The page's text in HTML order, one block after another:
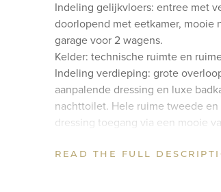
Indeling gelijkvloers: entree met
doorlopend met eetkamer, mooie
garage voor 2 wagens.
Kelder: technische ruimte en
Indeling verdieping: grote
aanpalende dressing en luxe
nachttoilet. Hele ruime tweede
dressing toegang via een mooie
READ THE FULL